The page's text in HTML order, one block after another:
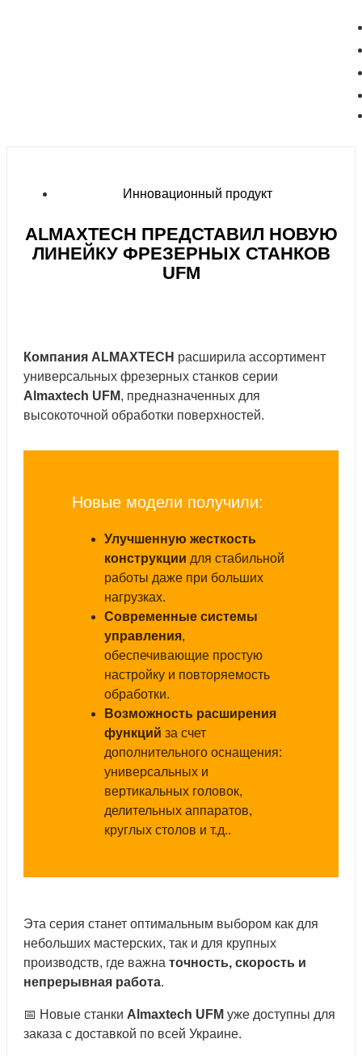
Инновационный продукт
ALMAXTECH ПРЕДСТАВИЛ НОВУЮ
ЛИНЕЙКУ ФРЕЗЕРНЫХ СТАНКОВ
UFM
Компания ALMAXTECH расширила ассортимент
универсальных фрезерных станков серии
Almaxtech UFM, предназначенных для
высокоточной обработки поверхностей.
Новые модели получили:
Улучшенную жесткость
конструкции для стабильной
работы даже при больших
нагрузках.
Современные системы
управления,
обеспечивающие простую
настройку и повторяемость
обработки.
Возможность расширения
функций за счет
дополнительного оснащения:
универсальных и
вертикальных головок,
делительных аппаратов,
круглых столов и т.д..
Эта серия станет оптимальным выбором как для
небольших мастерских, так и для крупных
производств, где важна точность, скорость и
непрерывная работа.
📅 Новые станки Almaxtech UFM уже доступны для
заказа с доставкой по всей Украине.